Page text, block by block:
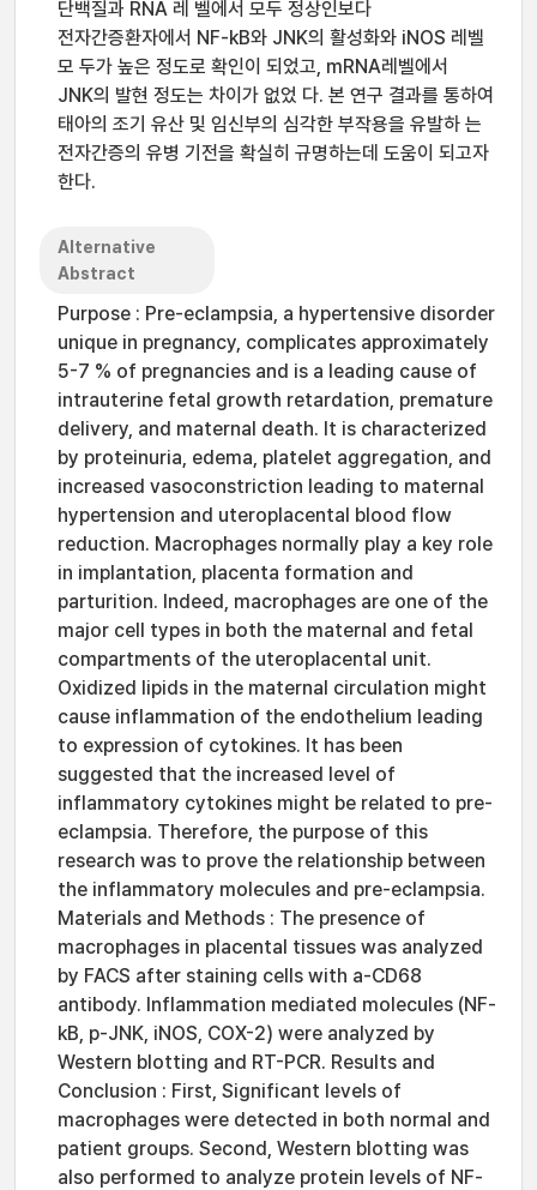
단백질과 RNA 레 벨에서 모두 정상인보다
전자간증환자에서 NF-kB와 JNK의 활성화와 iNOS 레벨
모 두가 높은 정도로 확인이 되었고, mRNA레벨에서
JNK의 발현 정도는 차이가 없었 다. 본 연구 결과를 통하여
태아의 조기 유산 및 임신부의 심각한 부작용을 유발하 는
전자간증의 유병 기전을 확실히 규명하는데 도움이 되고자
한다.
Alternative
Abstract
Purpose : Pre-eclampsia, a hypertensive disorder
unique in pregnancy, complicates approximately
5-7 % of pregnancies and is a leading cause of
intrauterine fetal growth retardation, premature
delivery, and maternal death. It is characterized
by proteinuria, edema, platelet aggregation, and
increased vasoconstriction leading to maternal
hypertension and uteroplacental blood flow
reduction. Macrophages normally play a key role
in implantation, placenta formation and
parturition. Indeed, macrophages are one of the
major cell types in both the maternal and fetal
compartments of the uteroplacental unit.
Oxidized lipids in the maternal circulation might
cause inflammation of the endothelium leading
to expression of cytokines. It has been
suggested that the increased level of
inflammatory cytokines might be related to pre-
eclampsia. Therefore, the purpose of this
research was to prove the relationship between
the inflammatory molecules and pre-eclampsia.
Materials and Methods : The presence of
macrophages in placental tissues was analyzed
by FACS after staining cells with a-CD68
antibody. Inflammation mediated molecules (NF-
kB, p-JNK, iNOS, COX-2) were analyzed by
Western blotting and RT-PCR. Results and
Conclusion : First, Significant levels of
macrophages were detected in both normal and
patient groups. Second, Western blotting was
also performed to analyze protein levels of NF-